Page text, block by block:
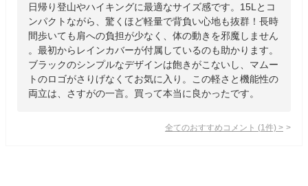
日帰り登山やハイキングに最適なサイズ感です。15Lとコ
ンパクトながら、驚くほど軽量で背負い心地も抜群！長時
間歩いても肩への負担が少なく、体の動きを邪魔しません
。最初からレインカバーが付属しているのも助かります。
ブラックのシンプルなデザインは飽きがこないし、マムー
トのロゴがさりげなくてお気に入り。この軽さと機能性の
両立は、さすがの一言。買って本当に良かったです。
全てのおすすめコメント (1 件) >